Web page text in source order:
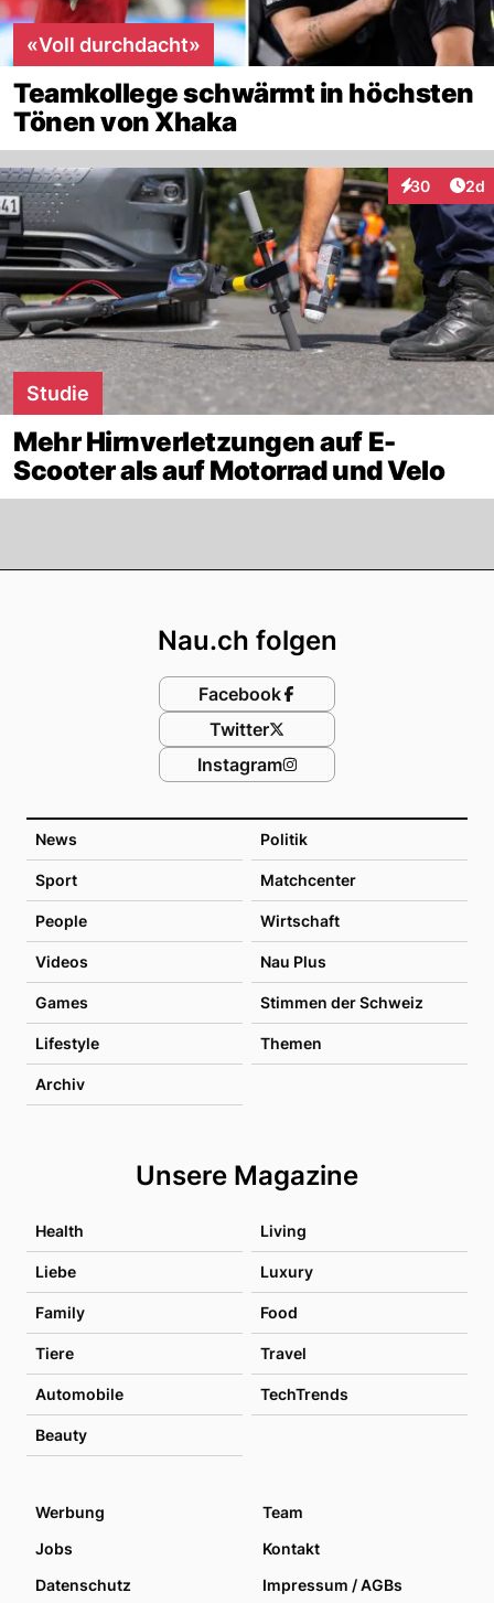
«Voll durchdacht»
Teamkollege schwärmt in höchsten
Tönen von Xhaka
30
Interaktionen
2d
Studie
Mehr Hirnverletzungen auf E-
Scooter als auf Motorrad und Velo
News Politik
Sport Matchcenter
People Wirtschaft
Videos Nau Plus
Games Stimmen der Schweiz
Lifestyle Themen
Archiv
Unsere Magazine
Health Living
Liebe Luxury
Family Food
Tiere Travel
Automobile TechTrends
Beauty
Nau.ch folgen
Facebook
Twitter
Instagram
Werbung
Team
Jobs
Kontakt
Datenschutz
Impressum / AGBs